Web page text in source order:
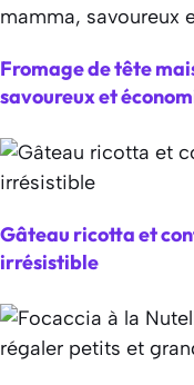
Fromage de tête
savoureux et
Gâteau ricotta et
irrésistible